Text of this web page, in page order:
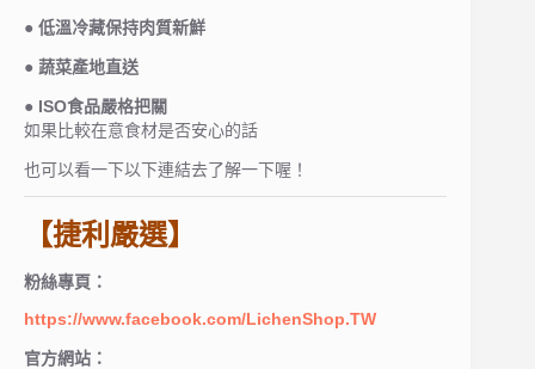
● 低溫冷藏保持肉質新鮮
● 蔬菜產地直送
● ISO食品嚴格把關
如果比較在意食材是否安心的話
也可以看一下以下連結去了解一下喔！
【捷利嚴選】
粉絲專頁：
https://www.facebook.com/LichenShop.TW
官方網站：